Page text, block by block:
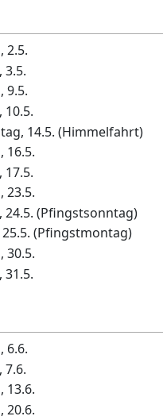
2.5.
3.5.
9.5.
10.5.
14.5. (Himmelfahrt)
16.5.
17.5.
23.5.
24.5. (Pfingstsonntag)
(Pfingstmontag)
30.5.
31.5.
6.6.
7.6.
13.6.
20.6.